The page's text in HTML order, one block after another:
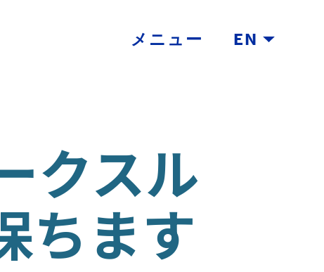
メニュー EN
クスル
ちます